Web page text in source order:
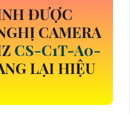
ĐƯỢC
CAMERA
CS-C1T-A0-
LẠI HIỆU